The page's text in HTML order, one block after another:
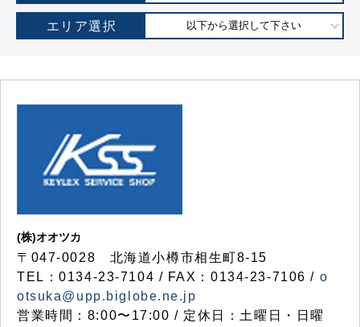
エリア選択 以下から選択して下さい
(株)オオツカ
〒047-0028 北海道小樽市相生町8-15
TEL：0134-23-7104 / FAX：0134-23-7106 / o
otsuka@upp.biglobe.ne.jp
営業時間：8:00〜17:00 / 定休日：土曜日・日曜